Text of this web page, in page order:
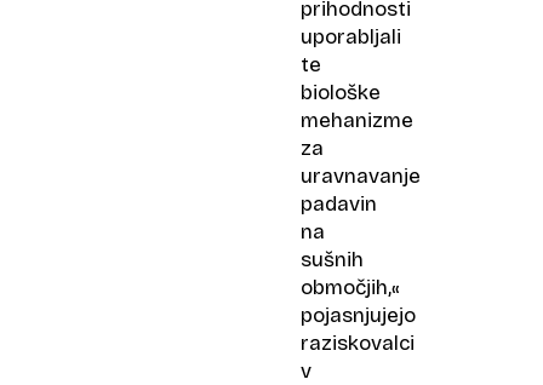
prihodnosti
uporabljali
te
biološke
mehanizme
za
uravnavanje
padavin
na
sušnih
območjih,«
pojasnjujejo
raziskovalci
v